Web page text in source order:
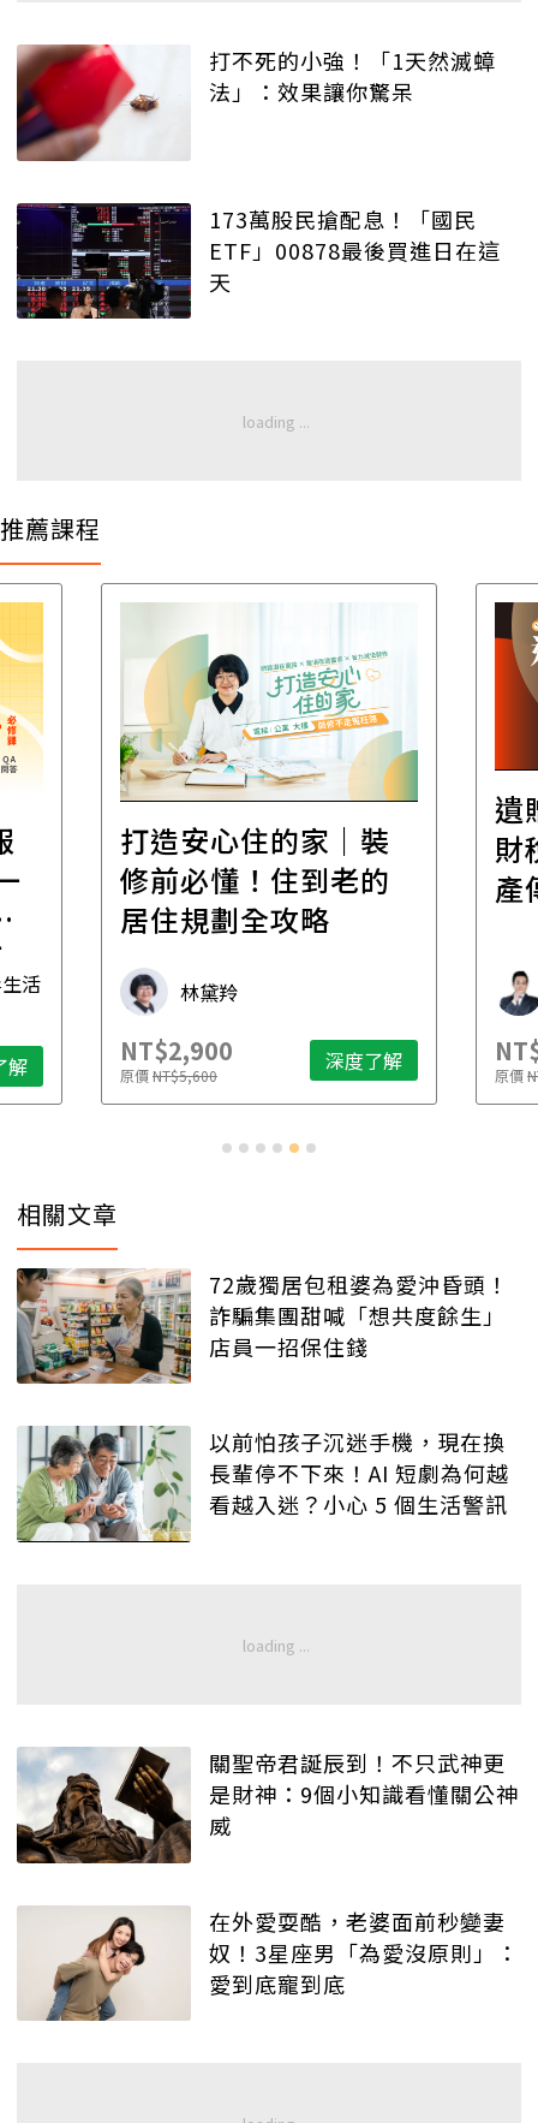
打不死的小強！「1天然滅蟑
法」：效果讓你驚呆
173萬股民搶配息！「國民
ETF」00878最後買進日在這
天
推薦課程
活
解
打造安心住的家｜裝
修前必懂！住到老的
居住規劃全攻略
林黛羚
NT$2,900
原價NT$5,600 深度了解
遺
財
產
原價
相關文章
72歲獨居包租婆為愛沖昏頭！
詐騙集團甜喊「想共度餘生」
店員一招保住錢
以前怕孩子沉迷手機，現在換
長輩停不下來！AI 短劇為何越
看越入迷？小心 5 個生活警訊
關聖帝君誕辰到！不只武神更
是財神：9個小知識看懂關公神
威
在外愛耍酷，老婆面前秒變妻
奴！3星座男「為愛沒原則」：
愛到底寵到底